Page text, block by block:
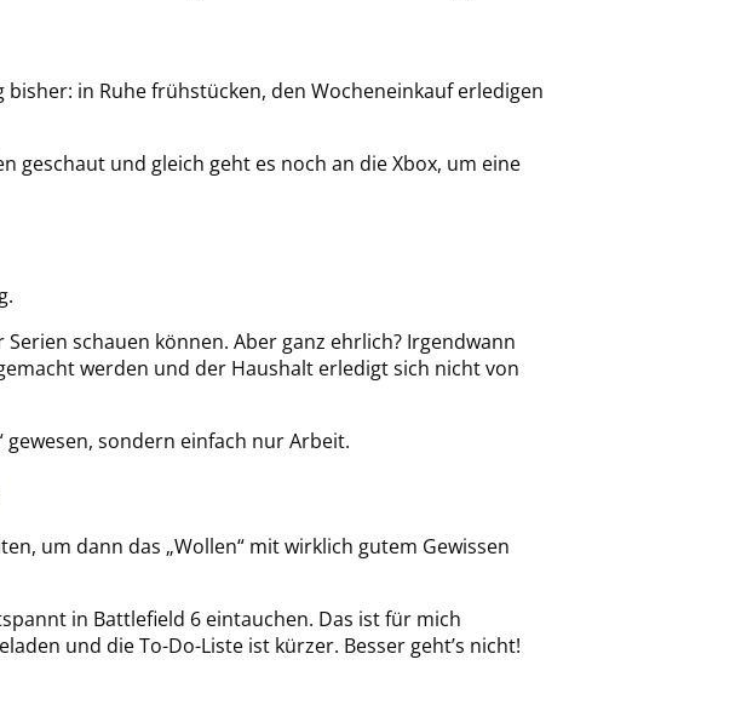
in Ruhe frühstücken, den Wocheneinkauf erledigen
geschaut und gleich geht es noch an die Xbox, um eine
schauen können. Aber ganz ehrlich? Irgendwann
werden und der Haushalt erledigt sich nicht von
sondern einfach nur Arbeit.
um dann das „Wollen“ mit wirklich gutem Gewissen
in Battlefield 6 eintauchen. Das ist für mich
und die To-Do-Liste ist kürzer. Besser geht’s nicht!